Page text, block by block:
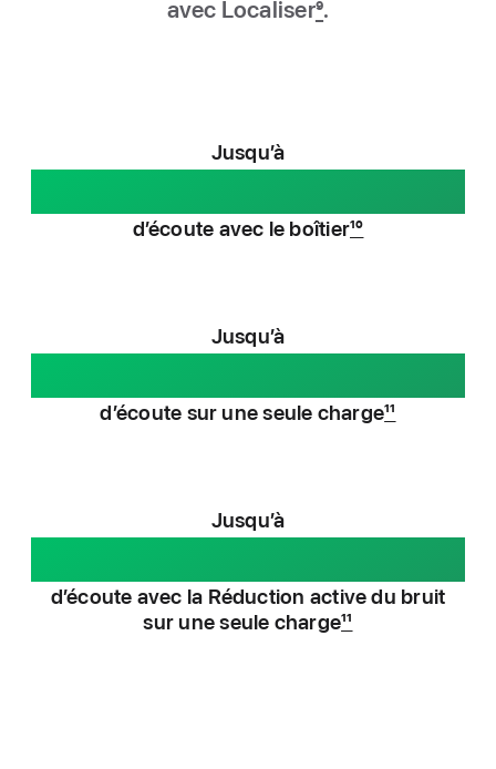
avec Localiser9.
Jusqu’à
d’écoute avec le boîtier10
Jusqu’à
d’écoute sur une seule charge11
Jusqu’à
d’écoute avec la Réduction active du bruit
sur une seule charge11